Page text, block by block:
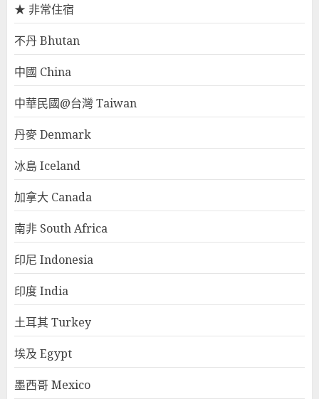
★ 非常住宿
不丹 Bhutan
中國 China
中華民國@台灣 Taiwan
丹麥 Denmark
冰島 Iceland
加拿大 Canada
南非 South Africa
印尼 Indonesia
印度 India
土耳其 Turkey
埃及 Egypt
墨西哥 Mexico